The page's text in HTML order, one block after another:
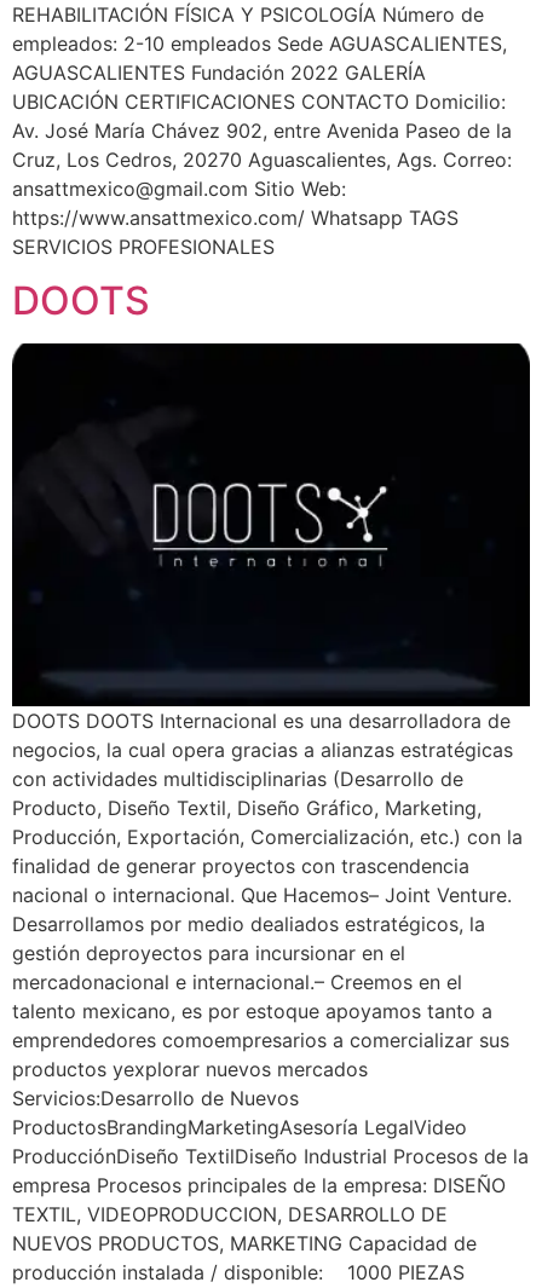
REHABILITACIÓN FÍSICA Y PSICOLOGÍA Número de
empleados: 2-10 empleados Sede AGUASCALIENTES,
AGUASCALIENTES Fundación 2022 GALERÍA
UBICACIÓN CERTIFICACIONES CONTACTO Domicilio:
Av. José María Chávez 902, entre Avenida Paseo de la
Cruz, Los Cedros, 20270 Aguascalientes, Ags. Correo:
ansattmexico@gmail.com Sitio Web:
https://www.ansattmexico.com/ Whatsapp TAGS
SERVICIOS PROFESIONALES
DOOTS
DOOTS DOOTS Internacional es una desarrolladora de
negocios, la cual opera gracias a alianzas estratégicas
con actividades multidisciplinarias (Desarrollo de
Producto, Diseño Textil, Diseño Gráfico, Marketing,
Producción, Exportación, Comercialización, etc.) con la
finalidad de generar proyectos con trascendencia
nacional o internacional. Que Hacemos– Joint Venture.
Desarrollamos por medio dealiados estratégicos, la
gestión deproyectos para incursionar en el
mercadonacional e internacional.– Creemos en el
talento mexicano, es por estoque apoyamos tanto a
emprendedores comoempresarios a comercializar sus
productos yexplorar nuevos mercados
Servicios:Desarrollo de Nuevos
ProductosBrandingMarketingAsesoría LegalVideo
ProducciónDiseño TextilDiseño Industrial Procesos de la
empresa Procesos principales de la empresa: DISEÑO
TEXTIL, VIDEOPRODUCCION, DESARROLLO DE
NUEVOS PRODUCTOS, MARKETING Capacidad de
producción instalada / disponible: 1000 PIEZAS